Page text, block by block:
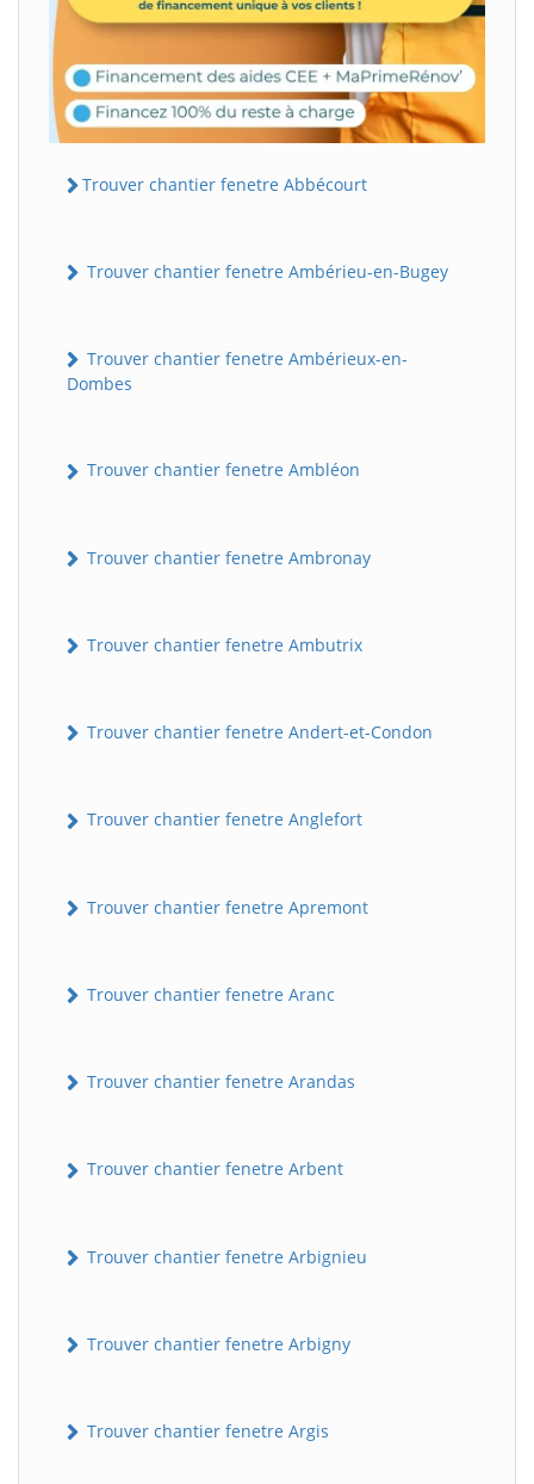
Trouver chantier fenetre Abbécourt
Trouver chantier fenetre Ambérieu-en-Bugey
Trouver chantier fenetre Ambérieux-en-
Dombes
Trouver chantier fenetre Ambléon
Trouver chantier fenetre Ambronay
Trouver chantier fenetre Ambutrix
Trouver chantier fenetre Andert-et-Condon
Trouver chantier fenetre Anglefort
Trouver chantier fenetre Apremont
Trouver chantier fenetre Aranc
Trouver chantier fenetre Arandas
Trouver chantier fenetre Arbent
Trouver chantier fenetre Arbignieu
Trouver chantier fenetre Arbigny
Trouver chantier fenetre Argis